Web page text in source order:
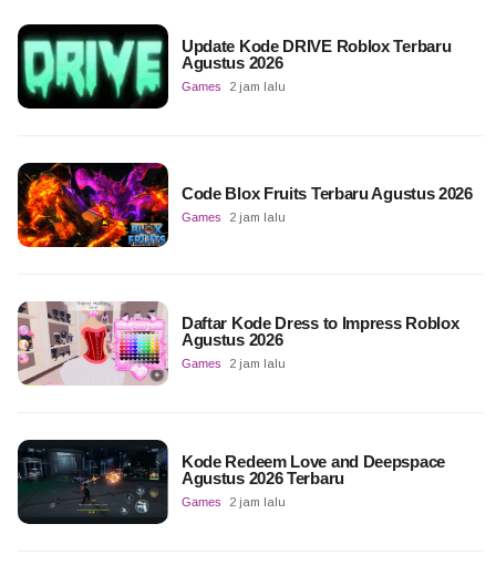
Update Kode DRIVE Roblox Terbaru
Agustus 2026
Games 2 jam lalu
Code Blox Fruits Terbaru Agustus 2026
Games 2 jam lalu
Daftar Kode Dress to Impress Roblox
Agustus 2026
Games 2 jam lalu
Kode Redeem Love and Deepspace
Agustus 2026 Terbaru
Games 2 jam lalu